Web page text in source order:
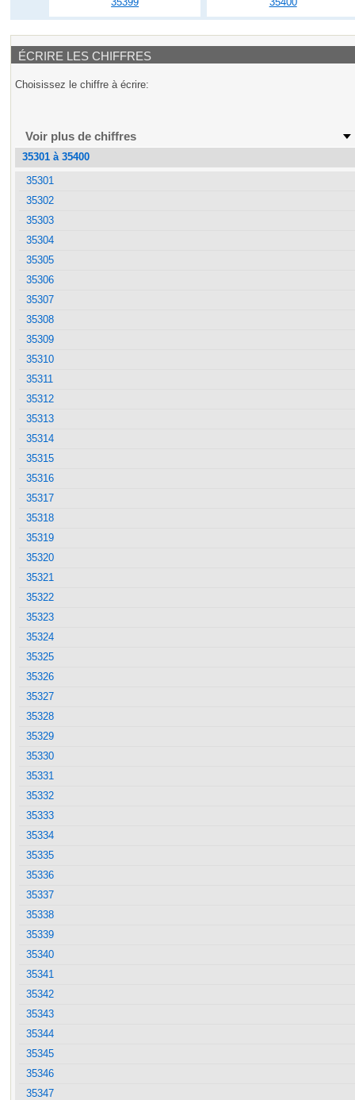
ÉCRIRE LES CHIFFRES
Choisissez le chiffre à écrire:
Voir plus de chiffres
35301 à 35400
35301
35302
35303
35304
35305
35306
35307
35308
35309
35310
35311
35312
35313
35314
35315
35316
35317
35318
35319
35320
35321
35322
35323
35324
35325
35326
35327
35328
35329
35330
35331
35332
35333
35334
35335
35336
35337
35338
35339
35340
35341
35342
35343
35344
35345
35346
35347